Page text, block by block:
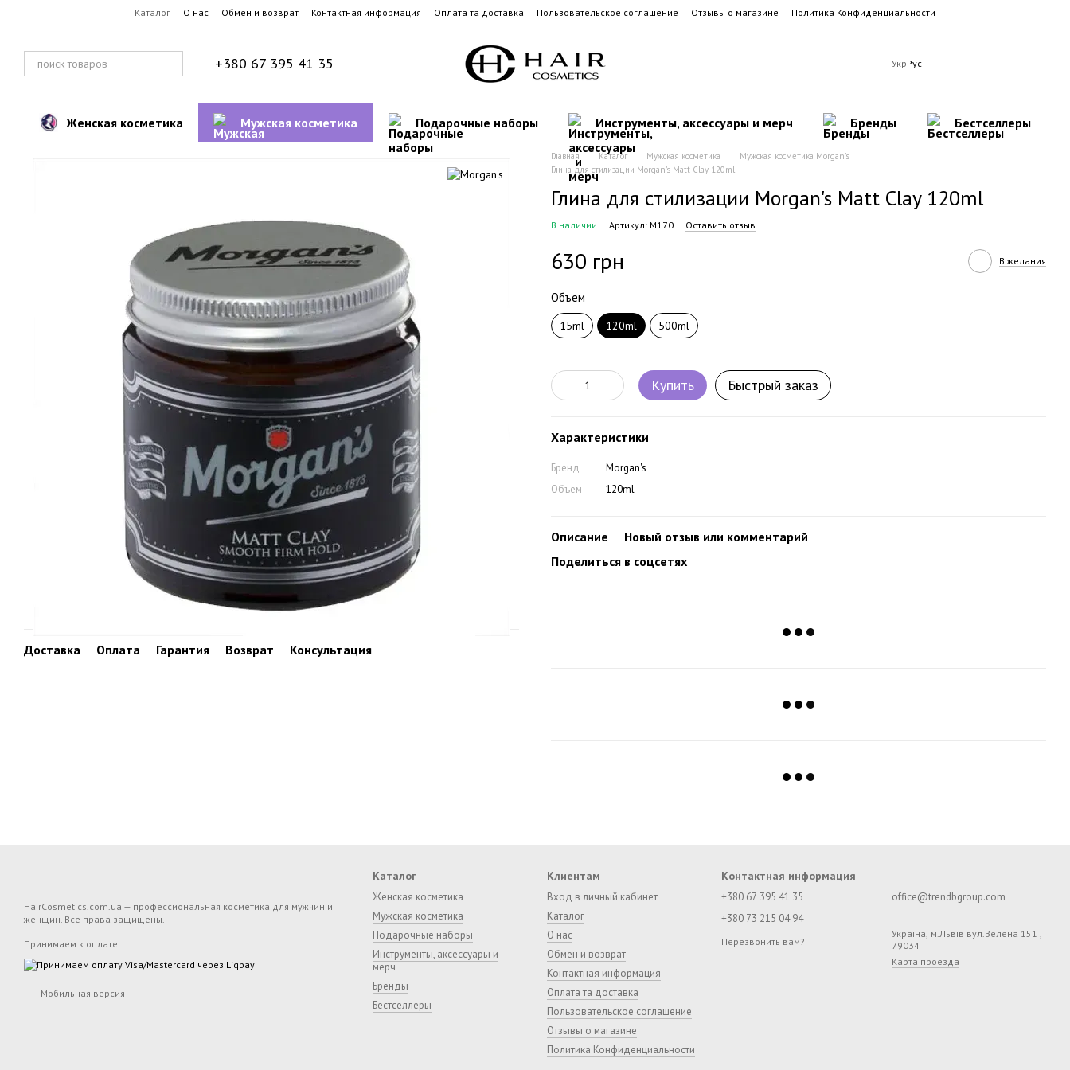
Перейти к основному контенту
Каталог О нас Обмен и возврат Контактная информация Оплата та доставка Пользовательское соглашение Отзывы о магазине Политика Конфиденциальности
+380 67 395 41 35 УкрРус
Женская косметика Мужская косметика Подарочные наборы Инструменты, аксессуары и мерч Бренды Бестселлеры
Доставка Оплата Гарантия Возврат Консультация
Главная Каталог Мужская косметика
Мужская косметика Morgan's
Глина для стилизации Morgan's Matt Clay 120ml
Глина для стилизации Morgan's Matt Clay 120ml
В наличии Артикул: M170 Оставить отзыв
630 грн В желания
Объем
15ml 120ml 500ml
Купить Быстрый заказ
Характеристики
Бренд
Morgan's
Объем
120ml
Описание
Новый отзыв или комментарий
Поделиться в соцсетях
HairCosmetics.com.ua — профессиональная косметика для мужчин и
женщин. Все права защищены.
Принимаем к оплате
Мобильная версия
Каталог
Женская косметика
Мужская косметика
Подарочные наборы
Инструменты, аксессуары и
мерч
Бренды
Бестселлеры
Клиентам
Вход в личный кабинет
Каталог
О нас
Обмен и возврат
Контактная информация
Оплата та доставка
Пользовательское соглашение
Отзывы о магазине
Политика Конфиденциальности
Контактная информация
+380 67 395 41 35
+380 73 215 04 94
Перезвонить вам?
office@trendbgroup.com
Україна, м.Львів вул.Зелена 151 ,
79034
Карта проезда